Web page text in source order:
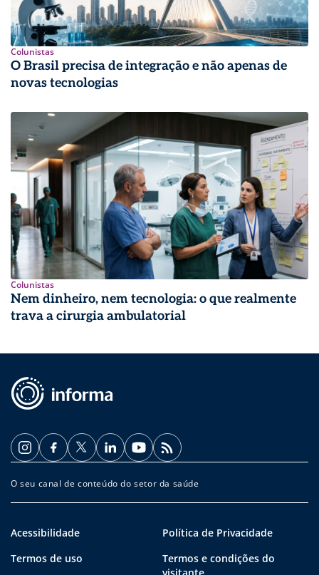
Colunistas
O Brasil precisa de integração e não apenas de
novas tecnologias
Colunistas
Nem dinheiro, nem tecnologia: o que realmente
trava a cirurgia ambulatorial
O seu canal de conteúdo do setor da saúde
Acessibilidade
Política de Privacidade
Termos de uso
Termos e condições do